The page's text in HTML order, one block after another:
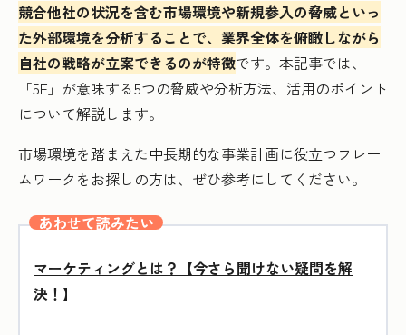
競合他社の状況を含む市場環境や新規参入の脅威といっ
た外部環境を分析することで、業界全体を俯瞰しながら
自社の戦略が立案できるのが特徴です。本記事では、
「5F」が意味する5つの脅威や分析方法、活用のポイント
について解説します。
市場環境を踏まえた中長期的な事業計画に役立つフレー
ムワークをお探しの方は、ぜひ参考にしてください。
あわせて読みたい
マーケティングとは？【今さら聞けない疑問を解
決！】